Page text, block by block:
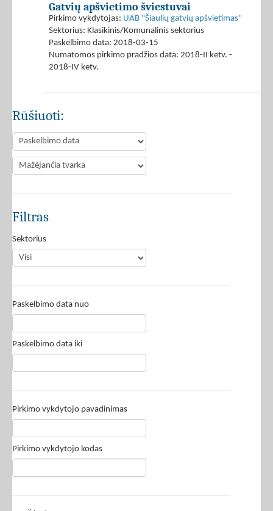
Gatvių apšvietimo šviestuvai
Pirkimo vykdytojas: UAB "Šiaulių gatvių apšvietimas"
Sektorius: Klasikinis/Komunalinis sektorius
Paskelbimo data: 2018-03-15
Numatomos pirkimo pradžios data: 2018-II ketv. -
2018-IV ketv.
Rūšiuoti:
Filtras
Sektorius
Paskelbimo data nuo
Paskelbimo data iki
Pirkimo vykdytojo pavadinimas
Pirkimo vykdytojo kodas